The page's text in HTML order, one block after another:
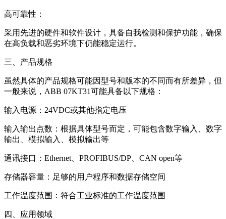
高可靠性：
采用先进的硬件和软件设计，具备自我检测和保护功能，确保
在高负载和恶劣环境下仍能稳定运行。
三、产品规格
虽然具体的产品规格可能因型号和版本的不同而有所差异，但
一般来说，ABB 07KT31可能具备以下规格：
输入电源：24VDC或其他指定电压
输入输出点数：根据具体型号而定，可能包含数字输入、数字
输出、模拟输入、模拟输出等
通讯接口：Ethernet、PROFIBUS/DP、CAN open等
存储器容量：足够的用户程序和数据存储空间
工作温度范围：符合工业标准的工作温度范围
四、应用领域